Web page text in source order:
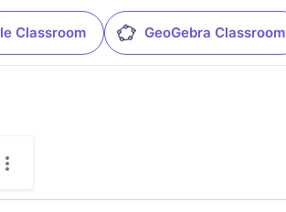
Classroom GeoGebra Classroom